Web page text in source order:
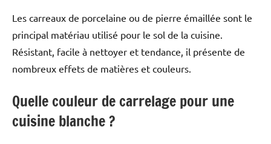
Les carreaux de porcelaine ou de pierre émaillée sont le
principal matériau utilisé pour le sol de la cuisine.
Résistant, facile à nettoyer et tendance, il présente de
nombreux effets de matières et couleurs.
Quelle couleur de carrelage pour une
cuisine blanche ?